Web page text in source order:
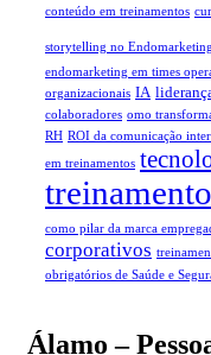
conteúdo em treinamentos
storytelling no Endomarketing
endomarketing em times
organizacionais IA
colaboradores omo
RH ROI da comunicação
em treinamentos
treinamento
como pilar da marca
corporativos
obrigatórios de Saúde e
Álamo –